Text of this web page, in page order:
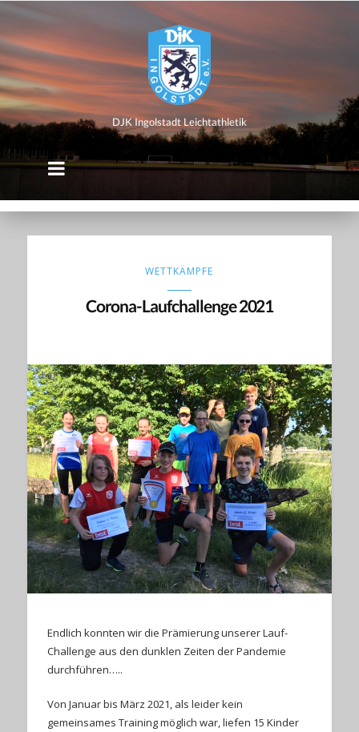
DJK
Ingolstadt
Leichtathletik
DJK Ingolstadt Leichtathletik
WETTKÄMPFE
Corona-Laufchallenge 2021
Endlich konnten wir die Prämierung unserer Lauf-
Challenge aus den dunklen Zeiten der Pandemie
durchführen…..
Von Januar bis März 2021, als leider kein
gemeinsames Training möglich war, liefen 15 Kinder